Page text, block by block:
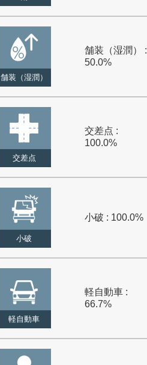
舗装（湿潤）
舗装（湿潤） :
50.0%
交差点
交差点 :
100.0%
小破
小破 : 100.0%
軽自動車
軽自動車 :
66.7%